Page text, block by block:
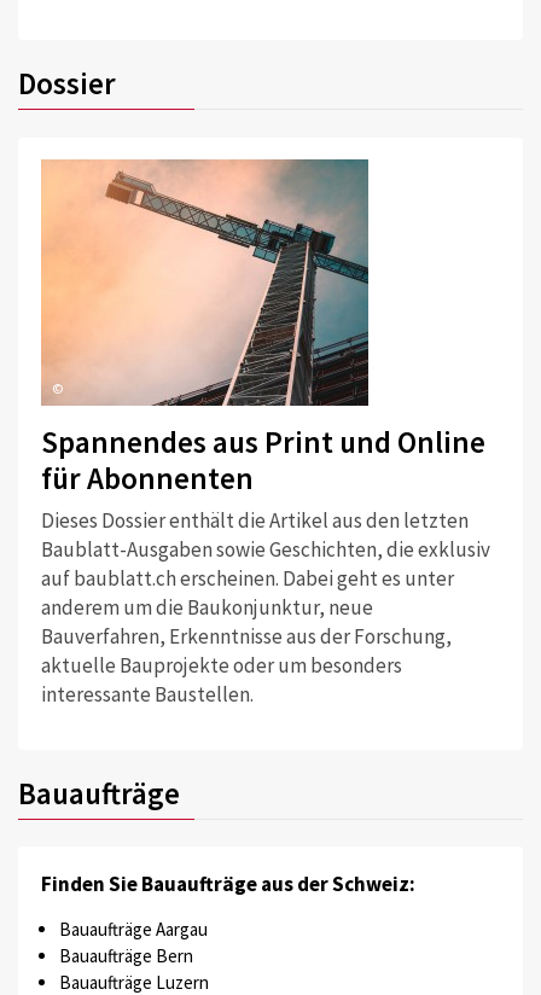
Dossier
©
Spannendes aus Print und Online
für Abonnenten
Dieses Dossier enthält die Artikel aus den letzten
Baublatt-Ausgaben sowie Geschichten, die exklusiv
auf baublatt.ch erscheinen. Dabei geht es unter
anderem um die Baukonjunktur, neue
Bauverfahren, Erkenntnisse aus der Forschung,
aktuelle Bauprojekte oder um besonders
interessante Baustellen.
Bauaufträge
Finden Sie Bauaufträge aus der Schweiz:
Bauaufträge Aargau
Bauaufträge Bern
Bauaufträge Luzern